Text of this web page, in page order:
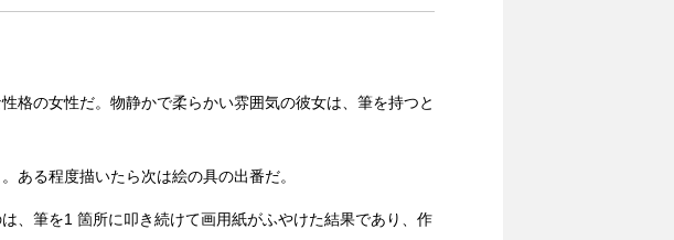
格の女性だ。物静かで柔らかい雰囲気の彼女は、筆を持つと
ある程度描いたら次は絵の具の出番だ。
、筆を1 箇所に叩き続けて画用紙がふやけた結果であり、作